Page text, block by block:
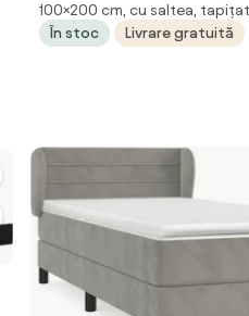
headboard Roz 100 x 200
100×200 cm, cu saltea, tapițat
În stoc
Livrare gratuită